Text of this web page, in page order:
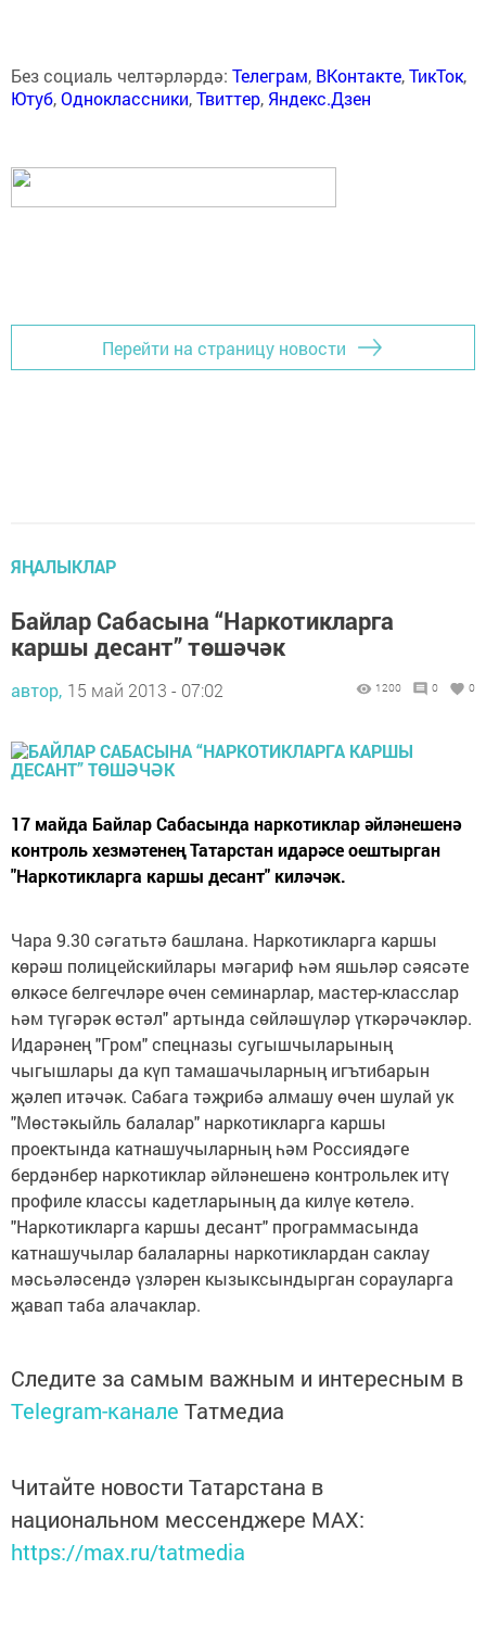
Без социаль челтәрләрдә: Телеграм, ВКонтакте,ТикТок,
Ютуб,Одноклассники,Твиттер, Яндекс.Дзен
Перейти на страницу новости
ЯҢАЛЫКЛАР
Байлар Сабасына “Наркотикларга
каршы десант” төшәчәк
автор, 15 май 2013 - 07:02 1200 0 0
17 майда Байлар Сабасында наркотиклар әйләнешенә
контроль хезмәтенең Татарстан идарәсе оештырган
"Наркотикларга каршы десант" киләчәк.
Чара 9.30 сәгатьтә башлана. Наркотикларга каршы
көрәш полицейскийлары мәгариф һәм яшьләр сәясәте
өлкәсе белгечләре өчен семинарлар, мастер-класслар
һәм түгәрәк өстәл" артында сөйләшүләр үткәрәчәкләр.
Идарәнең "Гром" спецназы сугышчыларының
чыгышлары да күп тамашачыларның игътибарын
җәлеп итәчәк. Сабага тәҗрибә алмашу өчен шулай ук
"Мөстәкыйль балалар" наркотикларга каршы
проектында катнашучыларның һәм Россиядәге
бердәнбер наркотиклар әйләнешенә контрольлек итү
профиле классы кадетларының да килүе көтелә.
"Наркотикларга каршы десант" программасында
катнашучылар балаларны наркотиклардан саклау
мәсьәләсендә үзләрен кызыксындырган сорауларга
җавап таба алачаклар.
Следите за самым важным и интересным в
Telegram-канале Татмедиа
Читайте новости Татарстана в
национальном мессенджере MАХ:
https://max.ru/tatmedia